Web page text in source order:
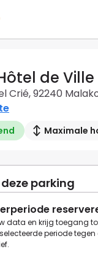
de Ville
Crié, 92240
Maximale
parking
data en krijg toegang
periode tegen